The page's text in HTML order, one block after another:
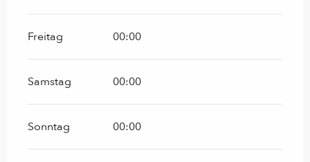
Freitag 00:00
Samstag 00:00
Sonntag 00:00